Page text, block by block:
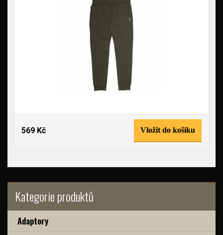
Kategorie produktů
Adaptory
569 Kč Vložit do košíku